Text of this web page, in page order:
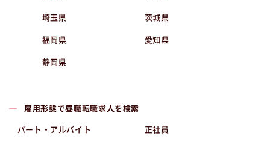
埼玉県 茨城県
福岡県 愛知県
静岡県
雇用形態で昼職転職求人を検索
パート・アルバイト 正社員